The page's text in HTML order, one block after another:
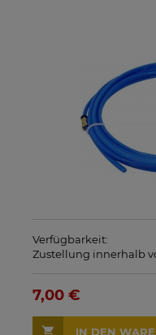
Verfügbarkeit:
Zustellung innerhalb
7,00 €
IN DEN